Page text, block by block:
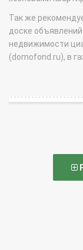
Так же
доске
недвижимости
(domofond.ru), в